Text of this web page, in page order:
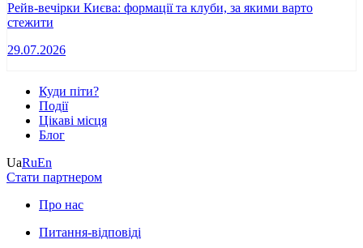
Рейв-вечірки Києва: формації та клуби, за якими варто
стежити
29.07.2026
Куди піти?
Події
Цікаві місця
Блог
UaRuEn
Стати партнером
Про нас
Питання-відповіді